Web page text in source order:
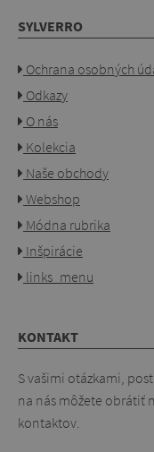
SYLVERRO
Ochrana osobných
Odkazy
O nás
Kolekcia
Naše obchody
Webshop
Módna rubrika
Inšpirácie
links_menu
KONTAKT
S vašimi otázkami,
na nás môžete obrátiť
kontaktov.